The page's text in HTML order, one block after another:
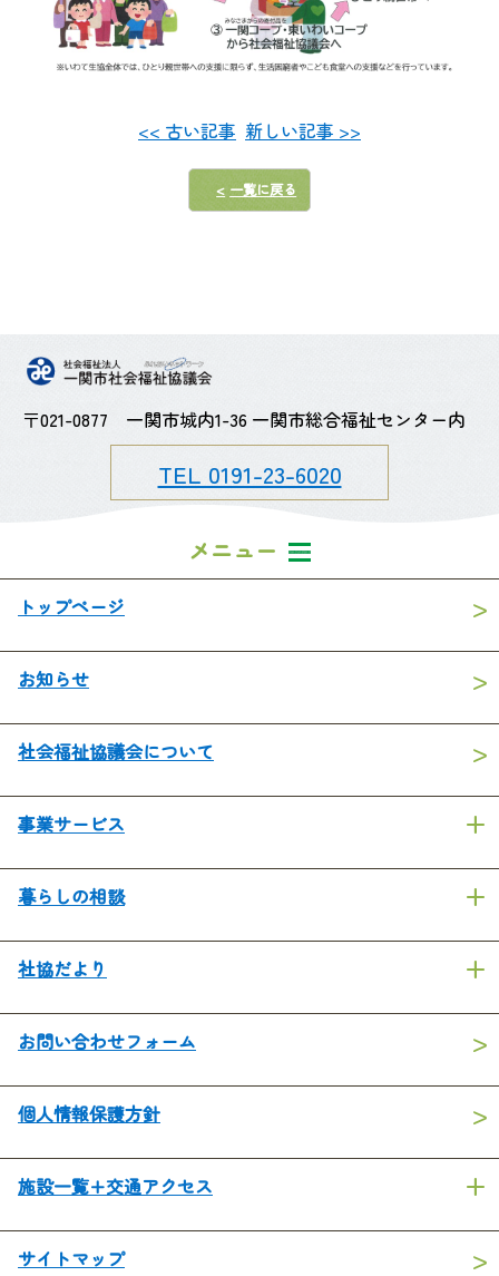
<< 古い記事 新しい記事 >>
一覧に戻る
〒021-0877 一関市城内1-36 一関市総合福祉センター内
TEL 0191-23-6020
メニュー
トップページ
お知らせ
社会福祉協議会について
事業サービス
暮らしの相談
社協だより
お問い合わせフォーム
個人情報保護方針
施設一覧+交通アクセス
サイトマップ